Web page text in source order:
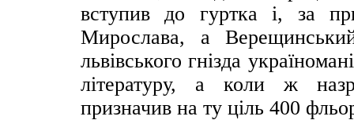
вступив до гуртка і, за
Мирослава, а
львівського гнізда
літературу, а коли ж
призначив на ту ціль 400